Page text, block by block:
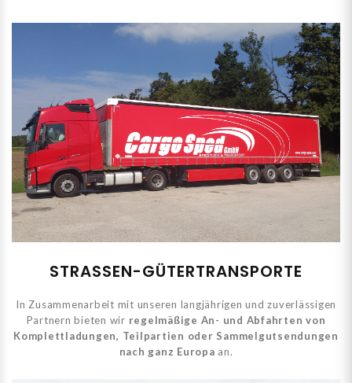
STRASSEN-GÜTERTRANSPORTE
In Zusammenarbeit mit unseren langjährigen und zuverlässigen
Partnern bieten wir regelmäßige An- und Abfahrten von
Komplettladungen, Teilpartien oder Sammelgutsendungen
nach ganz Europa an.